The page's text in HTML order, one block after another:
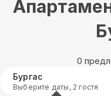
0
Бургас
Выберите даты, 2 гостя